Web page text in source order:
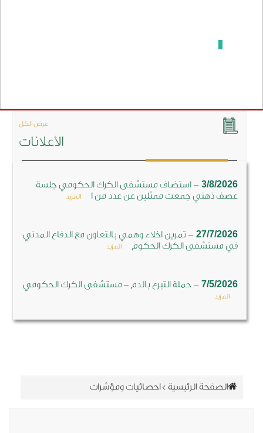
الأعلانات
عرض الكل
3/8/2026
-استضاف مستشفى الكرك الحكومي جلسة
عصف ذهني جمعت ممثلين عن عدد من ا
المزيد
27/7/2026
-تمرين اخلاء وهمي بالتعاون مع الدفاع المدني
في مستشفى الكرك الحكوم
المزيد
7/5/2026
-حملة التبرع بالدم – مستشفى الكرك الحكومي
الصفحة الرئيسية>احصائيات ومؤشرات